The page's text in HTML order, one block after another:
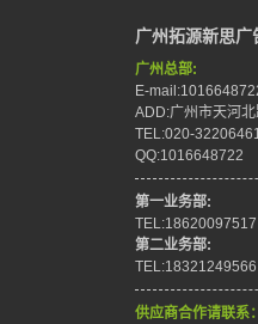
广州拓源新思广
广州总部:
E-
ADD:广州市天河
TEL:020-
QQ:1016648722
第一业务部:
第二业务部:
供应商合作请联系：